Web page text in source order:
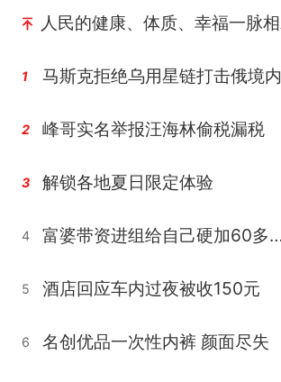
人民的健康、体质、幸福一脉
1
2 峰哥实名举报汪海林偷税漏税
3 解锁各地夏日限定体验
4 富婆带资进组给自己
5 酒店回应车内过夜被收150元
6 名创优品一次性内裤 颜面尽失